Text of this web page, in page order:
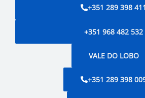
+351 289 398 411
+351 968 482 532
VALE DO LOBO
+351 289 398